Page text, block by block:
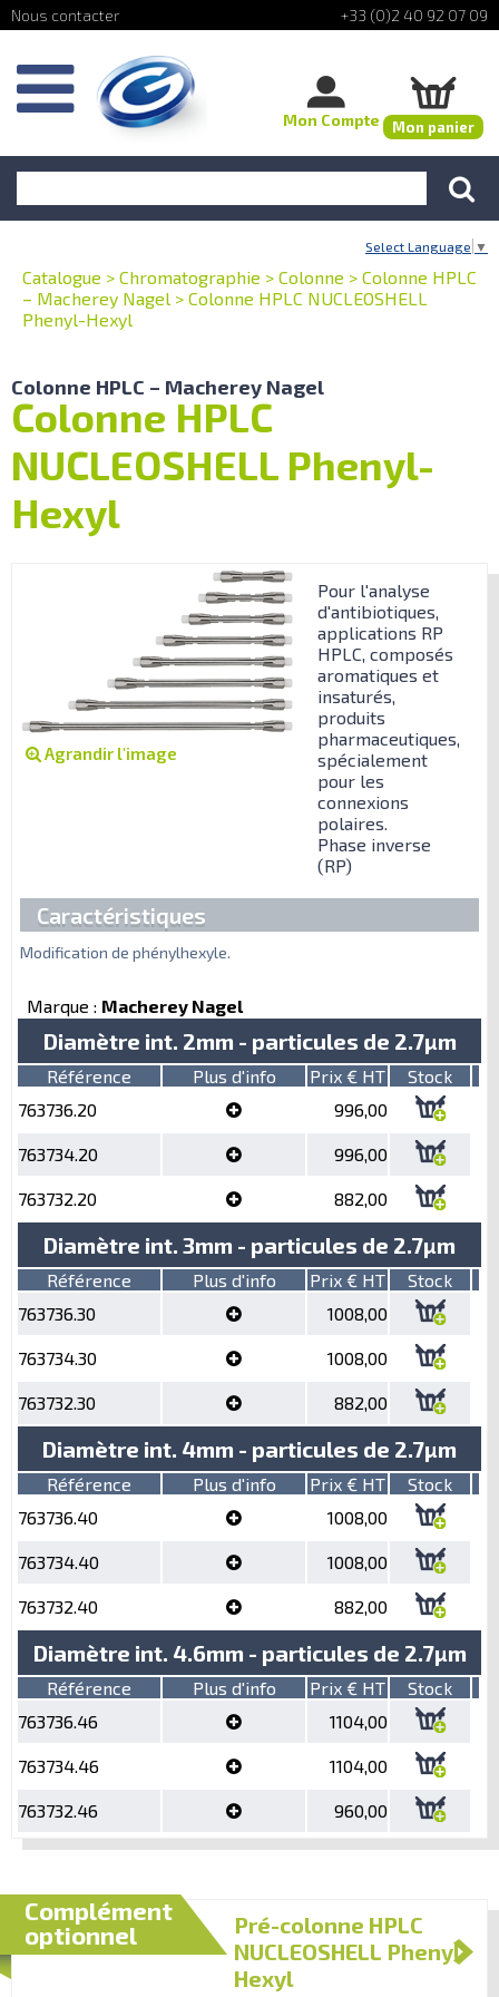
+33 (0)2 40 92 07 09
Mon Compte Mon panier
Select Language ▼
Catalogue > Chromatographie > Colonne > Colonne HPLC
– Macherey Nagel > Colonne HPLC NUCLEOSHELL
Phenyl-Hexyl
Colonne HPLC – Macherey Nagel
Colonne HPLC
NUCLEOSHELL Phenyl-
Hexyl
Agrandir l'image
Pour l'analyse
d'antibiotiques,
applications RP
HPLC, composés
aromatiques et
insaturés,
produits
pharmaceutiques,
spécialement
pour les
connexions
polaires.
Phase inverse
(RP)
Caractéristiques
Modification de phénylhexyle.
Marque : Macherey Nagel
Diamètre int. 2mm - particules de 2.7µm
Référence Plus d'info Prix € HT
Stock
763736.20
996,00
763734.20 996,00
763732.20 882,00
Diamètre int. 3mm - particules de 2.7µm
Référence Plus d'info Prix € HT
Stock
763736.30
1008,00
763734.30 1008,00
763732.30 882,00
Diamètre int. 4mm - particules de 2.7µm
Référence Plus d'info Prix € HT
Stock
763736.40
1008,00
763734.40 1008,00
763732.40 882,00
Diamètre int. 4.6mm - particules de 2.7µm
Référence Plus d'info Prix € HT
Stock
763736.46
1104,00
763734.46 1104,00
763732.46 960,00
Complément
optionnel
Pré-colonne HPLC
NUCLEOSHELL Phenyl-
Hexyl